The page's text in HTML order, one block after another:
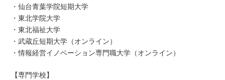
・仙台青葉学院短期大学
・東北学院大学
・東北福祉大学
・武蔵丘短期大学（オンライン）
・情報経営イノベーション専門職大学（オンライン）
【専門学校】